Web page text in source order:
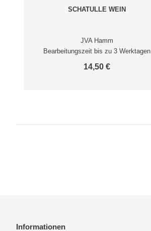
SCHATULLE WEIN
JVA Hamm
Bearbeitungszeit bis zu 3 Werktagen
14,50 €
Informationen